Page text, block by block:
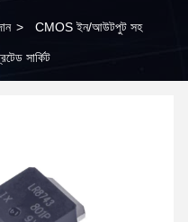
> CMOS ইন/আউটপুট সহ
সার্কিট